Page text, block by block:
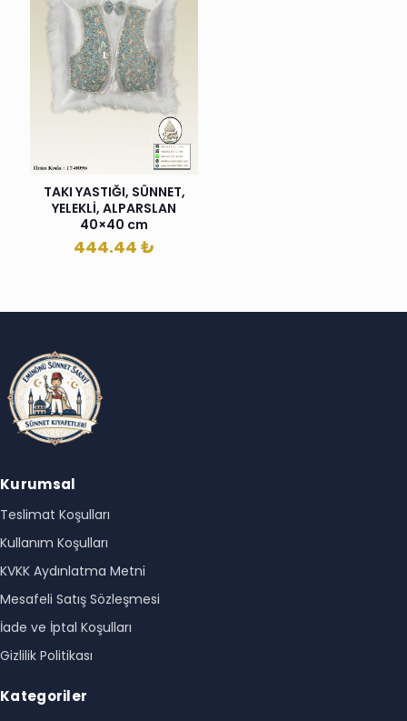
TAKI YASTIĞI, SÜNNET,
YELEKLİ, ALPARSLAN
40×40 cm
444.44 ₺
Kurumsal
Teslimat Koşulları
Kullanım Koşulları
KVKK Aydınlatma Metni
Mesafeli Satış Sözleşmesi
İade ve İptal Koşulları
Gizlilik Politikası
Kategoriler